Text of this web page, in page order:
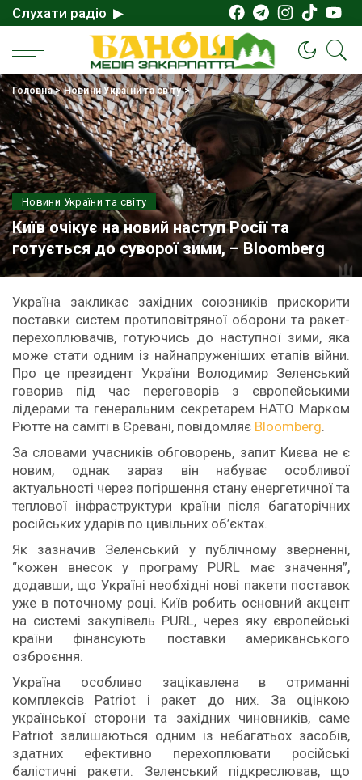
Слухати радіо ▶
Головна>Новини України та світу>
Новини України та світу
Київ очікує на новий наступ Росії та
готується до суворої зими, – Bloomberg
Україна закликає західних союзників прискорити
поставки систем протиповітряної оборони та ракет-
перехоплювачів, готуючись до наступної зими, яка
може стати одним із найнапруженіших етапів війни.
Про це президент України Володимир Зеленський
говорив під час переговорів з європейськими
лідерами та генеральним секретарем НАТО Марком
Рютте на саміті в Єревані, повідомляє Bloomberg.
За словами учасників обговорень, запит Києва не є
новим, однак зараз він набуває особливої
актуальності через погіршення стану енергетичної та
теплової інфраструктури країни після багаторічних
російських ударів по цивільних об’єктах.
Як зазначив Зеленський у публічному зверненні,
“кожен внесок у програму PURL має значення”,
додавши, що Україні необхідні нові пакети поставок
уже в поточному році. Київ робить основний акцент
на системі закупівель PURL, через яку європейські
країни фінансують поставки американського
озброєння.
Україна особливо зацікавлена в отриманні
комплексів Patriot і ракет до них. За оцінкою
української сторони та західних чиновників, саме
Patriot залишаються одним із небагатьох засобів,
здатних ефективно перехоплювати російські
балістичні ракети. Зеленський підкреслював, що